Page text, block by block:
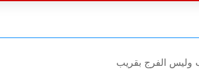
عن
الفرج بقريب